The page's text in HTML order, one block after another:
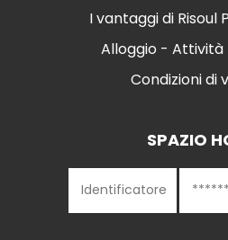
I vantaggi di Risoul
Alloggio - Attività
Condizioni di
SPAZIO